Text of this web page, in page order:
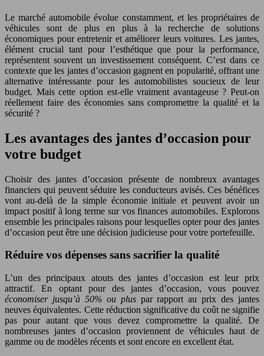
Le marché automobile évolue constamment, et les propriétaires de
véhicules sont de plus en plus à la recherche de solutions
économiques pour entretenir et améliorer leurs voitures. Les jantes,
élément crucial tant pour l’esthétique que pour la performance,
représentent souvent un investissement conséquent. C’est dans ce
contexte que les jantes d’occasion gagnent en popularité, offrant une
alternative intéressante pour les automobilistes soucieux de leur
budget. Mais cette option est-elle vraiment avantageuse ? Peut-on
réellement faire des économies sans compromettre la qualité et la
sécurité ?
Les avantages des jantes d’occasion pour
votre budget
Choisir des jantes d’occasion présente de nombreux avantages
financiers qui peuvent séduire les conducteurs avisés. Ces bénéfices
vont au-delà de la simple économie initiale et peuvent avoir un
impact positif à long terme sur vos finances automobiles. Explorons
ensemble les principales raisons pour lesquelles opter pour des jantes
d’occasion peut être une décision judicieuse pour votre portefeuille.
Réduire vos dépenses sans sacrifier la qualité
L’un des principaux atouts des jantes d’occasion est leur prix
attractif. En optant pour des jantes d’occasion, vous pouvez
économiser jusqu’à 50% ou plus par rapport au prix des jantes
neuves équivalentes. Cette réduction significative du coût ne signifie
pas pour autant que vous devez compromettre la qualité. De
nombreuses jantes d’occasion proviennent de véhicules haut de
gamme ou de modèles récents et sont encore en excellent état.